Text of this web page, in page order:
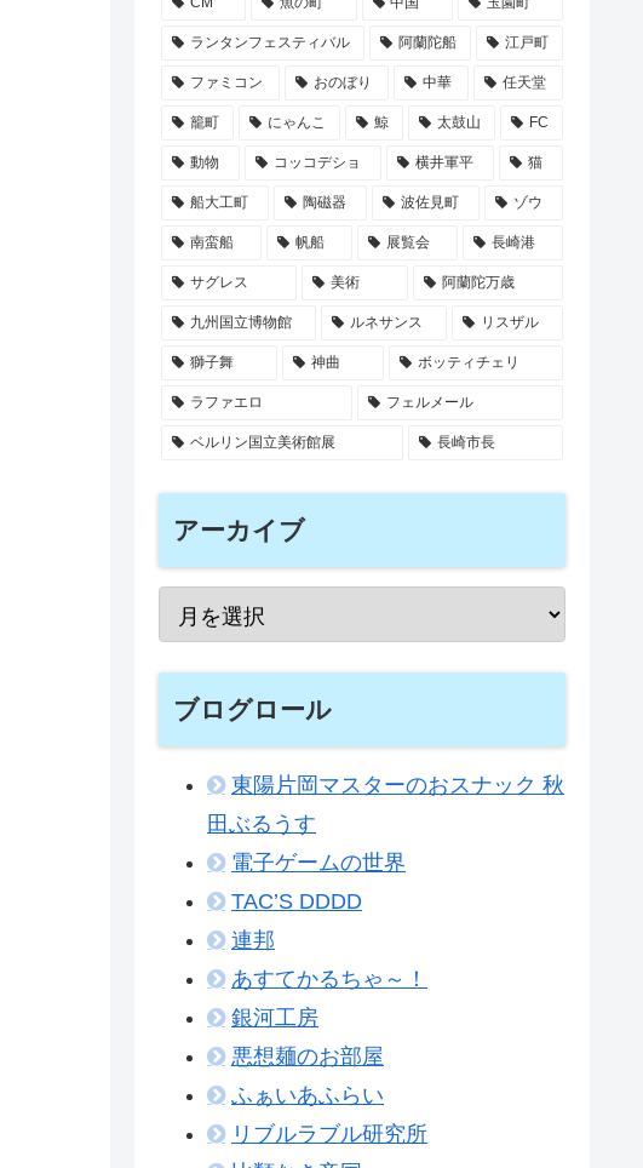
ランタンフェスティバル 阿蘭陀船 江戸町
ファミコン おのぼり 中華 任天堂
籠町 にゃんこ 鯨 太鼓山 FC
動物 コッコデショ 横井軍平 猫
船大工町 陶磁器 波佐見町 ゾウ
南蛮船 帆船 展覧会 長崎港
サグレス 美術 阿蘭陀万歳
九州国立博物館 ルネサンス リスザル
獅子舞 神曲 ボッティチェリ
ラファエロ フェルメール
ベルリン国立美術館展 長崎市長
アーカイブ
ブログロール
東陽片岡マスターのおスナック 秋
田ぶるうす
電子ゲームの世界
TAC’S DDDD
連邦
あすてかるちゃ～！
銀河工房
悪想麺のお部屋
ふぁいあふらい
リブルラブル研究所